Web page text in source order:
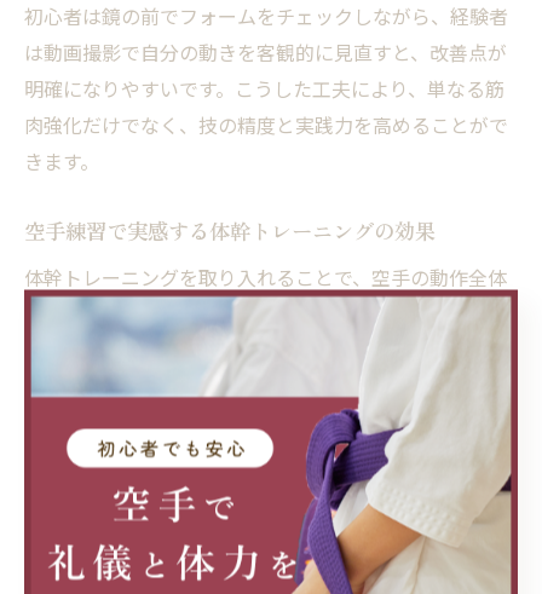
初心者は鏡の前でフォームをチェックしながら、経験者
は動画撮影で自分の動きを客観的に見直すと、改善点が
明確になりやすいです。こうした工夫により、単なる筋
肉強化だけでなく、技の精度と実践力を高めることがで
きます。
空手練習で実感する体幹トレーニングの効果
体幹トレーニングを取り入れることで、空手の動作全体
が安定しやすくなります。例えば、突きや蹴りの際に体
がブレにくくなり、力強い動作を繰り出せるようになる
ため、技の威力やスピードも向上します。これは、大会
や組手練習で成果として現れやすいポイントです。
また、体幹が強化されることで、長時間の稽古や試合で
も疲れにくくなり、集中力の持続やケガの予防にもつな
がります。特に子供や高校生など成長期の世代は、無理
のない範囲で継続することで、健全な身体づくりと技術